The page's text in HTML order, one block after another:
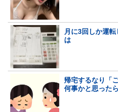
月に3回しか運
は
帰宅するなり「
何事かと思ったら